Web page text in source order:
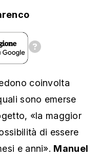
coinvolta
sono emerse
«la maggior
di essere
e anni». Manuel